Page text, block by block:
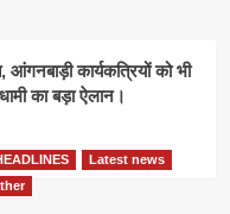
आंगनबाड़ी कार्यकत्रियों को भी
का बड़ा ऐलान।
Latest news